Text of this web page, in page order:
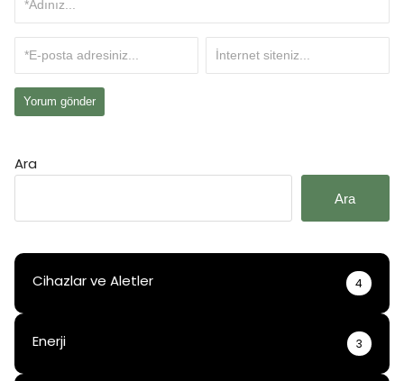
Ara
Ara
Cihazlar ve Aletler 4
Enerji 3